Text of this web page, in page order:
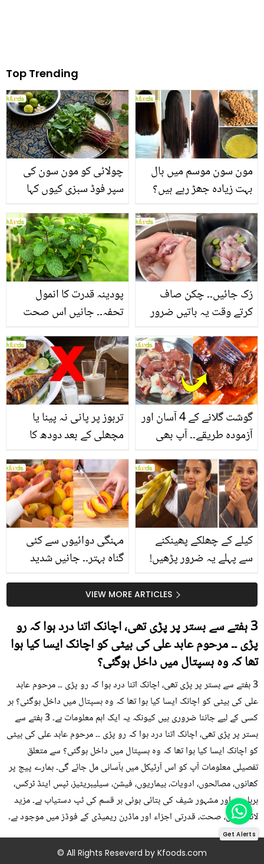
Top Trending
چولائی کو مون سون کی
سپر فوڈ سبزی کیوں کہا
منرلز اور اینٹی آکسیڈنٹس
سے بھرپور اس سبزی کے
فائدے
مون سون موسم میں بال
بہت زیادہ جھڑ رہے ہیں؟
بنانے کے چند قدرتی طریقے
پودینہ قدرت کا انمول
تحفہ۔۔ جانیں اس صحت
انگیز طبی فوائد
رُک جائیں۔۔ چکن صاف
کرتے وقت یہ باتیں ضرور
تربوز پر پانی نہ پینا یا
مچھلی کے بعد دودھ کا
سے متعلق غلط فہمیوں کی
حقیقت کیا ہے اور افواہ
کیا؟
گوشت گلانے کے 4 آسان اور
آزمودہ طریقے۔۔ آپ بھی
بتائے راز
مہنگی دوائیوں سے کئی
گناہ بہتر۔۔ جانیں شدید
کیوں کھانا چاہیے؟
کیلے کے چھلکے پھینکنے
سے پہلے یہ ضرور پڑھیں!
سستا اور قدرتی حلVIEW MORE ARTICLES
3 ہفتے سے بستر پر پڑی تھی، اچانک اتنا درد ہوا کہ رو
پڑی ۔۔ مرحوم عابد علی کی بیٹی کو اچانک ایسا کیا ہوا
تھا کہ وہ ہسپتال میں داخل ہوگئی؟
3 ہفتے سے بستر پر پڑی تھی، اچانک اتنا درد ہوا کہ رو پڑی ۔۔ مرحوم عابد
علی کی بیٹی کو اچانک ایسا کیا ہوا تھا کہ وہ ہسپتال میں داخل ہوگئی؟ ہر
کسی کے لیے جاننا ضروری ہیں کیونکہ یہ ایک اہم معلومات ہے۔ 3 ہفتے سے
بستر پر پڑی تھی، اچانک اتنا درد ہوا کہ رو پڑی ۔۔ مرحوم عابد علی کی بیٹی
کو اچانک ایسا کیا ہوا تھا کہ وہ ہسپتال میں داخل ہوگئی؟ سے متعلق
تفصیلی معلومات آپ کو اس آرٹیکل میں بآسانی مل جائے گی۔ ہمارے پیج پر
کھانوں، مصالحوں، ادویات، بیماریوں، فیشن، سیلیبریٹیز، ٹپس اینڈ ٹرکس،
ہربلسٹ اور مشہور شیف کی بتائی ہوئی ہر قسم کی ٹپ دستیاب ہے۔ مزید
لائف ٹپس، صحت، قدرتی اجزاء اور ماڈرن ریمیڈی کے فوڈز میں موجود ہے۔
© All Rights Reseverd by Kfoods.com
Get Alerts